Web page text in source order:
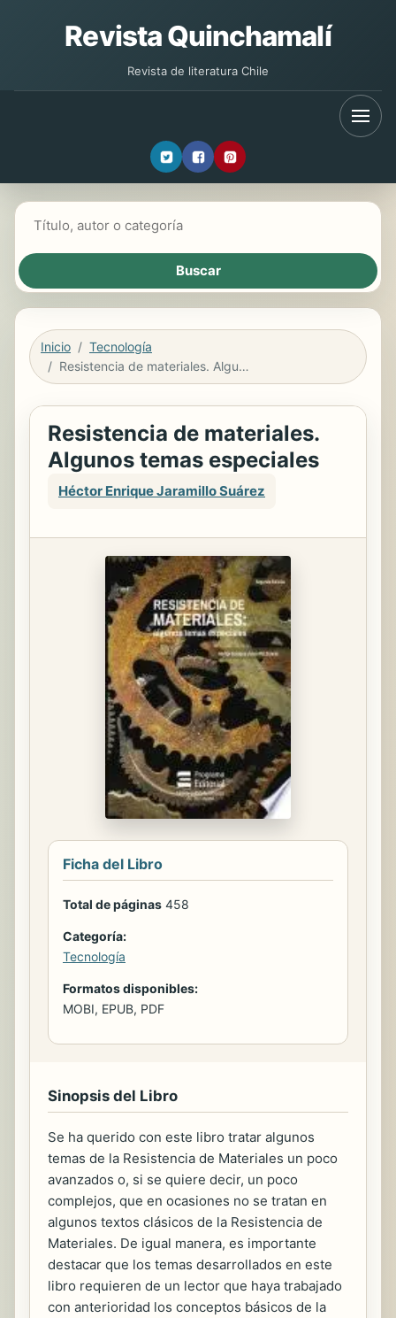
Revista Quinchamalí
Revista de literatura Chile
Inicio
Tecnología
Resistencia de materiales. Algunos temas especiales
Resistencia de materiales.
Algunos temas especiales
Héctor Enrique Jaramillo Suárez
Ficha del Libro
Total de páginas 458
Categoría:
Tecnología
Formatos disponibles:
MOBI, EPUB, PDF
Sinopsis del Libro
Se ha querido con este libro tratar algunos
temas de la Resistencia de Materiales un poco
avanzados o, si se quiere decir, un poco
complejos, que en ocasiones no se tratan en
algunos textos clásicos de la Resistencia de
Materiales. De igual manera, es importante
destacar que los temas desarrollados en este
libro requieren de un lector que haya trabajado
con anterioridad los conceptos básicos de la